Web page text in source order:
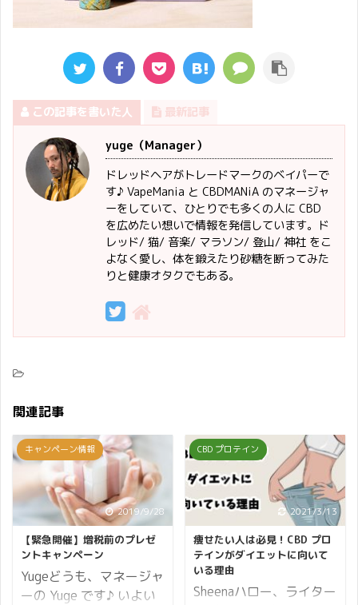
この記事を書いた人 最新記事
yuge（Manager）
ドレッドヘアがトレードマークのベイパーで
す♪ VapeMania と CBDMANiA のマネージャ
ーをしていて、ひとりでも多くの人に CBD
を広めたい想いで情報を発信しています。ド
レッド/ 猫/ 音楽/ マラソン/ 登山/ 神社 をこ
よなく愛し、体を鍛えたり砂糖を断ってみた
りと健康オタクでもある。
関連記事
キャンペーン情報
2019/9/28
【緊急開催】増税前のプレゼ
ントキャンペーン
Yugeどうも、マネージャ
ーの Yuge です♪ いよい
CBD プロテイン
2021/3/13
痩せたい人は必見！CBD プロ
テインがダイエットに向いて
いる理由
Sheenaハロー、ライター